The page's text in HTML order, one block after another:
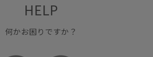
HELP
何かお困りですか？